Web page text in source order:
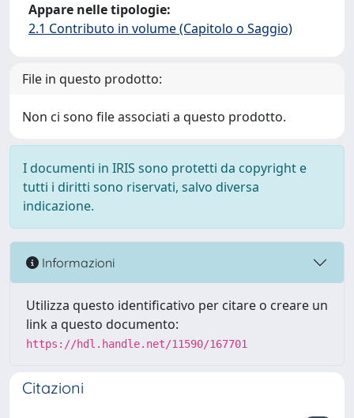
Appare nelle tipologie:
2.1 Contributo in volume (Capitolo o Saggio)
File in questo prodotto:
Non ci sono file associati a questo prodotto.
I documenti in IRIS sono protetti da copyright e
tutti i diritti sono riservati, salvo diversa
indicazione.
Informazioni
Utilizza questo identificativo per citare o creare un
link a questo documento:
https://hdl.handle.net/11590/167701
Citazioni